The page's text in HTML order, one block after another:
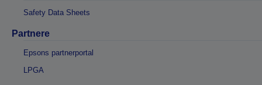
Safety Data Sheets
Partnere
Epsons partnerportal
LPGA